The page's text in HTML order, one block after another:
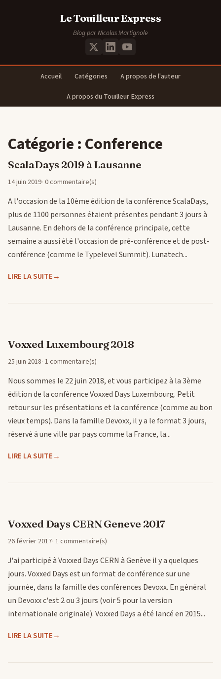
Le Touilleur Express
Blog par Nicolas Martignole
Accueil Catégories
A propos de l'auteur
A propos du Touilleur Express
Catégorie : Conference
ScalaDays 2019 à Lausanne
14 juin 2019 0 commentaire(s)
A l'occasion de la 10ème édition de la conférence ScalaDays,
plus de 1100 personnes étaient présentes pendant 3 jours à
Lausanne. En dehors de la conférence principale, cette
semaine a aussi été l'occasion de pré-conférence et de post-
conférence (comme le Typelevel Summit). Lunatech...
LIRE LA SUITE
Voxxed Luxembourg 2018
25 juin 2018 1 commentaire(s)
Nous sommes le 22 juin 2018, et vous participez à la 3ème
édition de la conférence Voxxed Days Luxembourg. Petit
retour sur les présentations et la conférence (comme au bon
vieux temps). Dans la famille Devoxx, il y a le format 3 jours,
réservé à une ville par pays comme la France, la...
LIRE LA SUITE
Voxxed Days CERN Geneve 2017
26 février 2017 1 commentaire(s)
J'ai participé à Voxxed Days CERN à Genève il y a quelques
jours. Voxxed Days est un format de conférence sur une
journée, dans la famille des conférences Devoxx. En général
un Devoxx c'est 2 ou 3 jours (voir 5 pour la version
internationale originale). Voxxed Days a été lancé en 2015...
LIRE LA SUITE